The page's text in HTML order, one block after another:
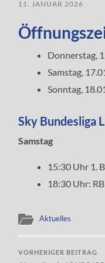
11. JANUAR 2026
Donnerstag,
Samstag,
Sonntag,
Sky Bundesliga
Samstag
15:30 Uhr 1.
18:30 Uhr:
Aktuelles
VORHERIGER BEITRAG